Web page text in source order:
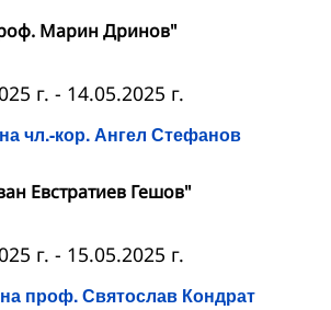
Марин Дринов"
чл.-кор. Ангел Стефанов
г. - 14.05.2025 г.
Евстратиев Гешов"
проф. Святослав Кондрат
г. - 15.05.2025 г.